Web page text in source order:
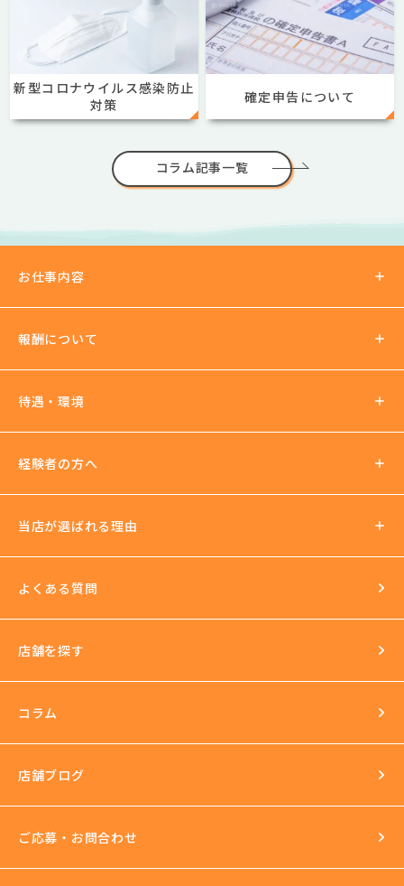
新型コロナウイルス感染防止
対策
確定申告について
コラム記事一覧
お仕事内容
報酬について
報酬の仕組み
待遇・環境
待遇について
法人運営
イベントもいっぱい
環境
長年の運営実績
完全個室
スタッフ研修
セクハラ根絶
経験者の方へ
当店が選ばれる理由
よくある質問
店舗を探す
コラム
店舗ブログ
ご応募・お問合わせ